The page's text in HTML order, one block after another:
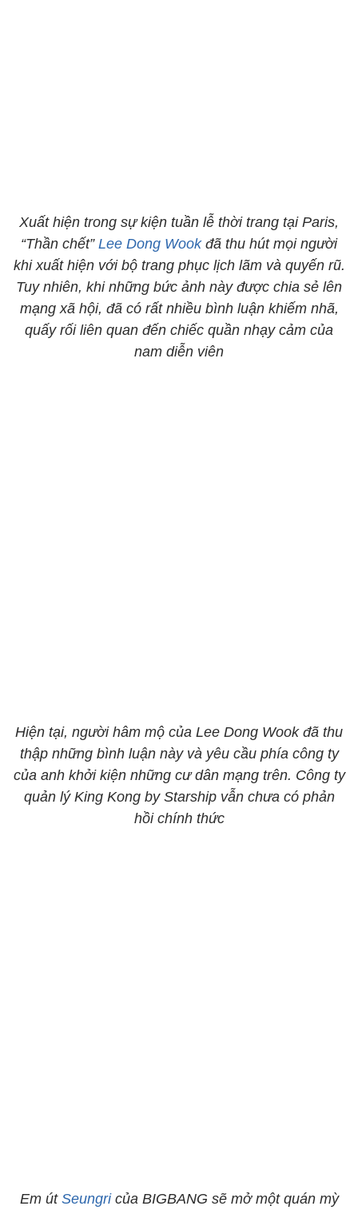
Xuất hiện trong sự kiện tuần lễ thời trang tại Paris,
“Thần chết” Lee Dong Wookđã thu hút mọi người
khi xuất hiện với bộ trang phục lịch lãm và quyến rũ.
Tuy nhiên, khi những bức ảnh này được chia sẻ lên
mạng xã hội, đã có rất nhiều bình luận khiếm nhã,
quấy rối liên quan đến chiếc quần nhạy cảm của
nam diễn viên
Hiện tại, người hâm mộ của Lee Dong Wook đã thu
thập những bình luận này và yêu cầu phía công ty
của anh khởi kiện những cư dân mạng trên. Công ty
quản lý King Kong by Starship vẫn chưa có phản
hồi chính thức
Em út Seungricủa BIGBANG sẽ mở một quán mỳ